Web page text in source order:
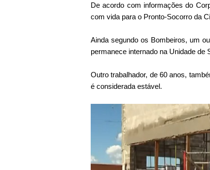
De acordo com informações do
com vida para o Pronto-Socorro da
Ainda segundo os Bombeiros, um
permanece internado na Unidade de
Outro trabalhador, de 60 anos,
é considerada estável.